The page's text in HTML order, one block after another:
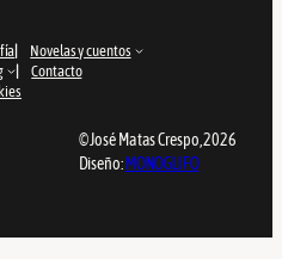
Novelas y cuentos
Contacto
© José Matas Crespo, 2026
Diseño: MONOGLIFO